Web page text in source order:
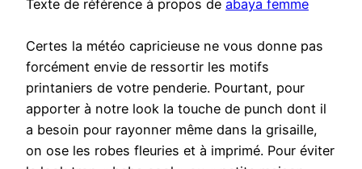
Texte de référence à propos de abaya femme
Certes la météo capricieuse ne vous donne pas
forcément envie de ressortir les motifs
printaniers de votre penderie. Pourtant, pour
apporter à notre look la touche de punch dont il
a besoin pour rayonner même dans la grisaille,
on ose les robes fleuries et à imprimé. Pour éviter